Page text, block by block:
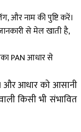
और नाम की पुष्टि करें।
से मेल खाती है,
PAN आधार से
आधार को आसानी
किसी भी संभावित